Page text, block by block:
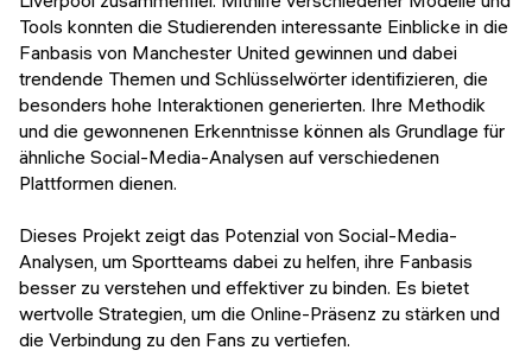
Tools konnten die Studierenden interessante Einblicke in die
Fanbasis von Manchester United gewinnen und dabei
trendende Themen und Schlüsselwörter identifizieren, die
besonders hohe Interaktionen generierten. Ihre Methodik
und die gewonnenen Erkenntnisse können als Grundlage für
ähnliche Social-Media-Analysen auf verschiedenen
Plattformen dienen.
Dieses Projekt zeigt das Potenzial von Social-Media-
Analysen, um Sportteams dabei zu helfen, ihre Fanbasis
besser zu verstehen und effektiver zu binden. Es bietet
wertvolle Strategien, um die Online-Präsenz zu stärken und
die Verbindung zu den Fans zu vertiefen.